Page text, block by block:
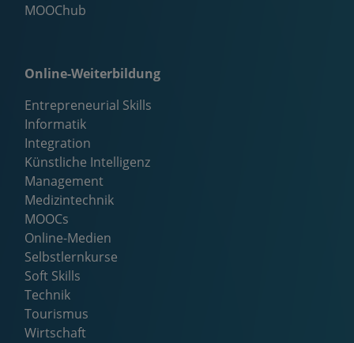
MOOChub
Online-Weiterbildung
Entrepreneurial Skills
Informatik
Integration
Künstliche Intelligenz
Management
Medizintechnik
MOOCs
Online-Medien
Selbstlernkurse
Soft Skills
Technik
Tourismus
Wirtschaft